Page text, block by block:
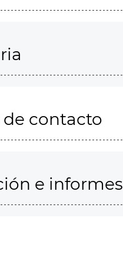
contacto
e informes